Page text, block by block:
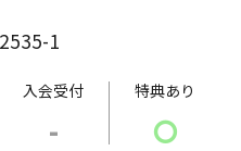
どよい味とのどごしの
ています。
1
入会受付
-
特典あり
〇